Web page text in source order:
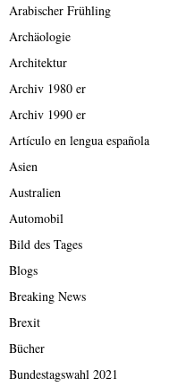
Arabischer Frühling
Archäologie
Architektur
Archiv 1980 er
Archiv 1990 er
Artículo en lengua española
Asien
Australien
Automobil
Bild des Tages
Blogs
Breaking News
Brexit
Bücher
Bundestagswahl 2021